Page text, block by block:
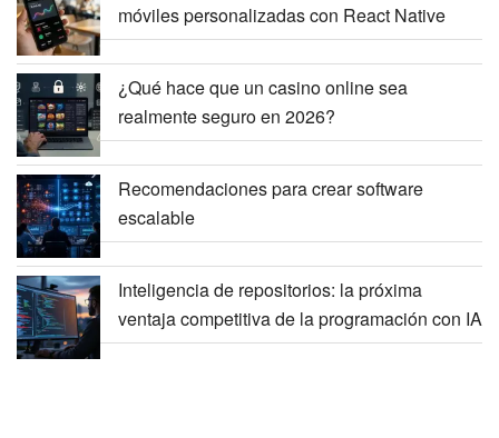
móviles personalizadas con React Native
¿Qué hace que un casino online sea
realmente seguro en 2026?
Recomendaciones para crear software
escalable
Inteligencia de repositorios: la próxima
ventaja competitiva de la programación con IA